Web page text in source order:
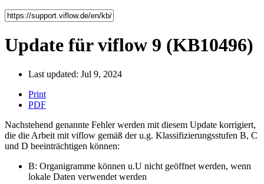
Update für viflow 9 (KB10496)
Last updated: Jul 9, 2024
Print
PDF
Nachstehend genannte Fehler werden mit diesem Update korrigiert,
die die Arbeit mit viflow gemäß der u.g. Klassifizierungsstufen B, C
und D beeinträchtigen können:
B: Organigramme können u.U nicht geöffnet werden, wenn
lokale Daten verwendet werden